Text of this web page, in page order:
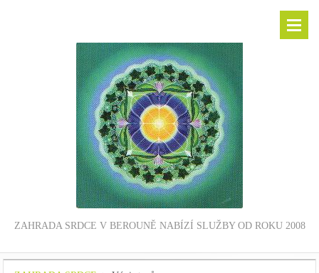
ZAHRADA SRDCE V BEROUNĚ NABÍZÍ SLUŽBY OD ROKU 2008